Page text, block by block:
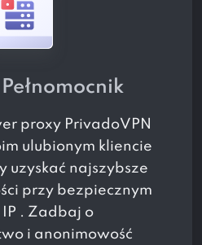
proxy PrivadoVPN
ulubionym kliencie
uzyskać najszybsze
przy bezpiecznym
. Zadbaj o
i anonimowość